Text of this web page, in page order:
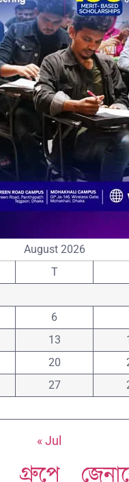
August 2026
T
6
13
20
27
« Jul
গ্রুপে